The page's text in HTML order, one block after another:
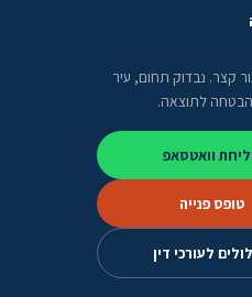
קצר. נבדוק תחום, עיר
הבטחה לתוצאה.
וואטסאפ
טופס פנייה
לעורכי דין